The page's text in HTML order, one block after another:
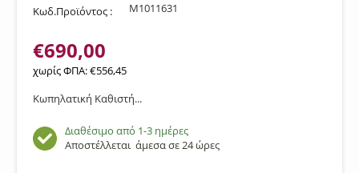
Κωδ.Προϊόντος : M1011631
€690,00
χωρίς ΦΠΑ:€556,45
Κωπηλατική Καθιστή...
Διαθέσιμο από 1-3 ημέρες
Αποστέλλεται άμεσα σε 24 ώρες